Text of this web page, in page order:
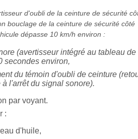
d'oubli de la ceinture de sécurité
bouclage de la ceinture de sécurité côté
dépasse 10 km/h environ :
(avertisseur intégré au tableau de
secondes environ,
du témoin d'oubli de ceinture
l'arrêt du signal sonore).
par voyant.
:
d'huile,